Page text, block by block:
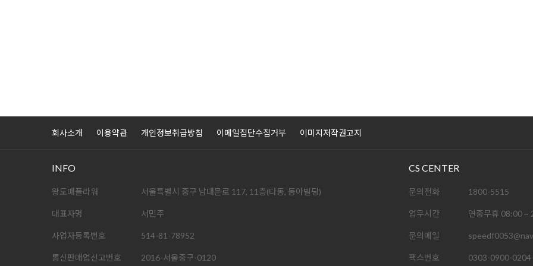
회사소개 이용약관 개인정보취급방침 이메일집단수집거부 이미지저작권고지
INFO
왕도매플라워 서울특별시 중구 남대문로 117, 11층(다동, 동아빌딩)
대표자명 서민주
사업자등록번호 514-81-78952
통신판매업신고번호 2016-서울중구-0120
CS CENTER
문의전화 1800-5515
업무시간 연중무휴 08:00 ~
문의메일
팩스번호 0303-0900-0204